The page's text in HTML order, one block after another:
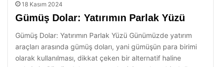
18 Kasım 2024
Gümüş Dolar: Yatırımın Parlak Yüzü
Gümüş Dolar: Yatırımın Parlak Yüzü Günümüzde yatırım
araçları arasında gümüş doları, yani gümüşün para birimi
olarak kullanılması, dikkat çeken bir alternatif haline